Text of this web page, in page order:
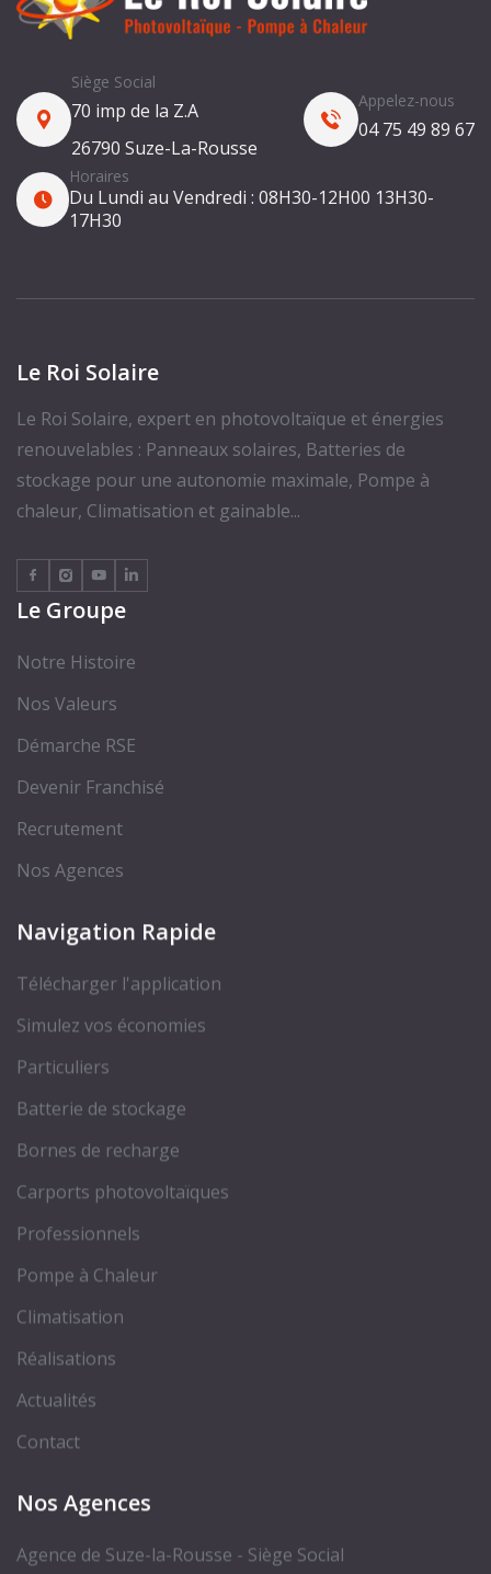
Siège Social
70 imp de la Z.A
26790 Suze-La-Rousse
Appelez-nous
04 75 49 89 67
Horaires
Du Lundi au Vendredi : 08H30-12H00 13H30-
17H30
Le Roi Solaire
Le Roi Solaire, expert en photovoltaïque et énergies
renouvelables : Panneaux solaires, Batteries de
stockage pour une autonomie maximale, Pompe à
chaleur, Climatisation et gainable...
Le Groupe
Notre Histoire
Nos Valeurs
Démarche RSE
Devenir Franchisé
Recrutement
Nos Agences
Navigation Rapide
Télécharger l'application
Simulez vos économies
Particuliers
Batterie de stockage
Bornes de recharge
Carports photovoltaïques
Professionnels
Pompe à Chaleur
Climatisation
Réalisations
Actualités
Contact
Nos Agences
Agence de Suze-la-Rousse - Siège Social